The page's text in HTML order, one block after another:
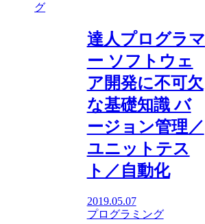
グ
達人プログラマ
ー ソフトウェ
ア開発に不可欠
な基礎知識 バ
ージョン管理／
ユニットテス
ト／自動化
2019.05.07
プログラミング